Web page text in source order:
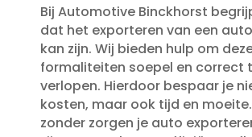
Bij Automotive Binckhorst
dat het exporteren van een
kan zijn.​ Wij bieden hulp om
formaliteiten soepel en correct
verlopen.​ Hierdoor bespaar je
kosten, maar ook tijd en
zonder zorgen je auto